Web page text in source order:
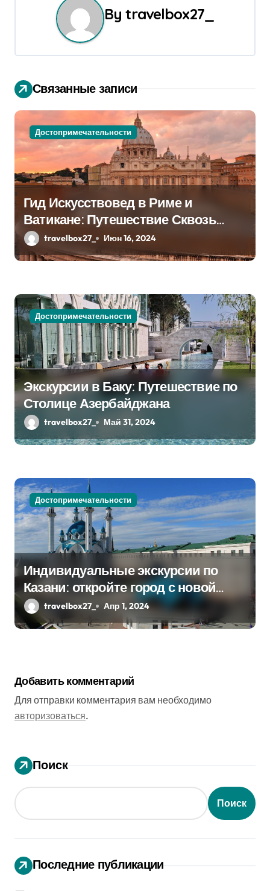
и
я
п
о
з
а
п
с
я
м
Bytravelbox27_
Связанные записи
Достопримечательности
Гид Искусствовед в Риме и
Ватикане: Путешествие Сквозь
Века Искусства
travelbox27_ Июн 16, 2024
Достопримечательности
Экскурсии в Баку: Путешествие по
Столице Азербайджана
travelbox27_ Май 31, 2024
Достопримечательности
Индивидуальные экскурсии по
Казани: откройте город с новой
стороны
travelbox27_ Апр 1, 2024
Добавить комментарий
Для отправки комментария вам необходимо
авторизоваться.
Поиск
Поиск
Последние публикации